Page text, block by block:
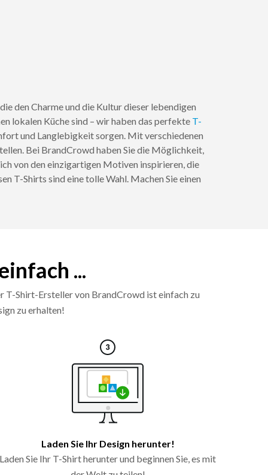
den Charme und die Kultur dieser lebendigen
lokalen Küche sind – wir haben das perfekte T-
und Langlebigkeit sorgen. Mit verschiedenen
Bei BrandCrowd haben Sie die Möglichkeit,
von den einzigartigen Motiven inspirieren, die
T-Shirts sind eine tolle Wahl. Machen Sie einen
...
T-Shirt-Ersteller von BrandCrowd ist einfach zu
zu erhalten!
Laden Sie Ihr Design herunter!
Laden Sie Ihr T-Shirt herunter und beginnen Sie, es mit